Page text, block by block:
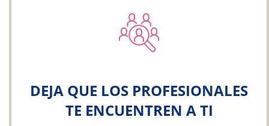
DEJA QUE LOS PROFESIONALES
TE ENCUENTREN A TI